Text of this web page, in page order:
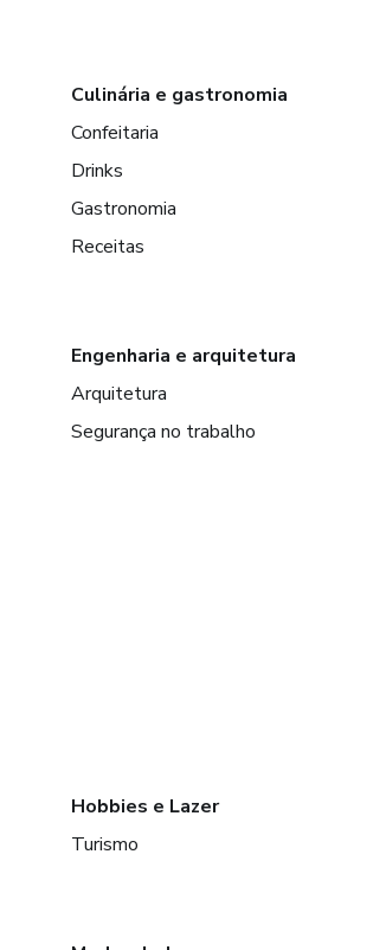
Culinária e gastronomia
Confeitaria
Drinks
Gastronomia
Receitas
Engenharia e arquitetura
Arquitetura
Segurança no trabalho
Hobbies e Lazer
Turismo